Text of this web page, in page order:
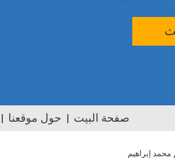
صفحة البيت حول موقعنا
إبراهيم